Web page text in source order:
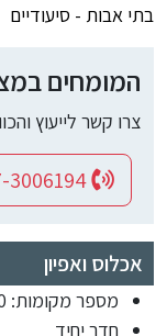
בתי אבות - סיעודיים
המומחים
צרו קשר לייעוץ
אכלוס ואפיון
מספר מקומות: 60
חדר יחיד